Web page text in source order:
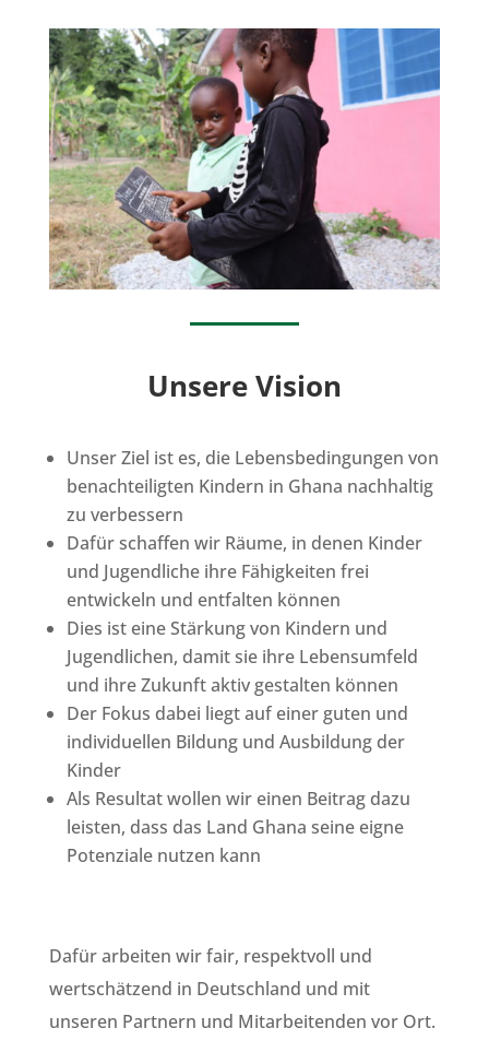
Unsere Vision
Unser Ziel ist es, die Lebensbedingungen von
benachteiligten Kindern in Ghana nachhaltig
zu verbessern
Dafür schaffen wir Räume, in denen Kinder
und Jugendliche ihre Fähigkeiten frei
entwickeln und entfalten können
Dies ist eine Stärkung von Kindern und
Jugendlichen, damit sie ihre Lebensumfeld
und ihre Zukunft aktiv gestalten können
Der Fokus dabei liegt auf einer guten und
individuellen Bildung und Ausbildung der
Kinder
Als Resultat wollen wir einen Beitrag dazu
leisten, dass das Land Ghana seine eigne
Potenziale nutzen kann
Dafür arbeiten wir fair, respektvoll und
wertschätzend in Deutschland und mit
unseren Partnern und Mitarbeitenden vor Ort.